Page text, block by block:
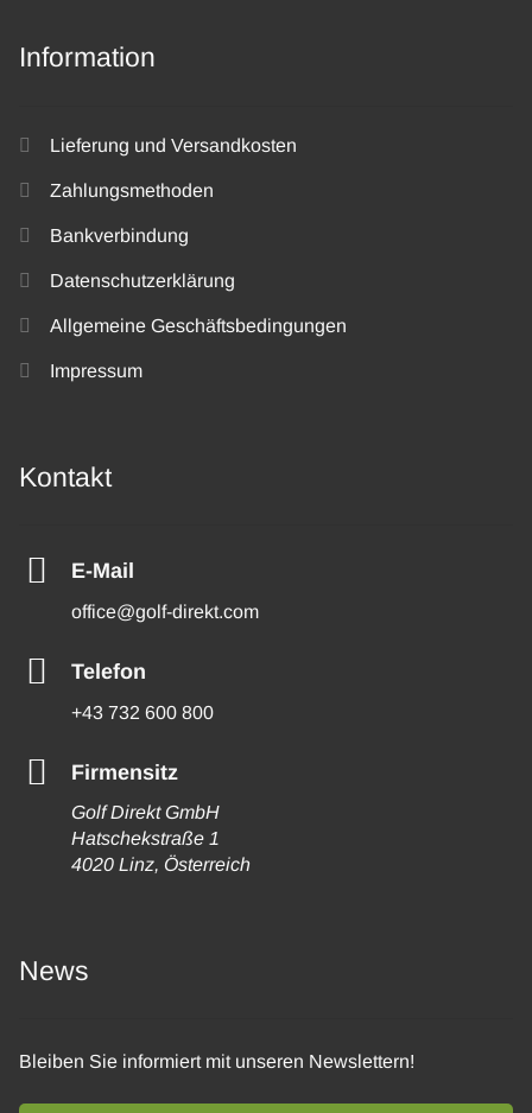
Information
Lieferung und Versandkosten
Zahlungsmethoden
Bankverbindung
Datenschutzerklärung
Allgemeine Geschäftsbedingungen
Impressum
Kontakt
E-Mail
office@golf-direkt.com
Telefon
+43 732 600 800
Firmensitz
Golf Direkt GmbH
Hatschekstraße 1
4020 Linz, Österreich
News
Bleiben Sie informiert mit unseren Newslettern!